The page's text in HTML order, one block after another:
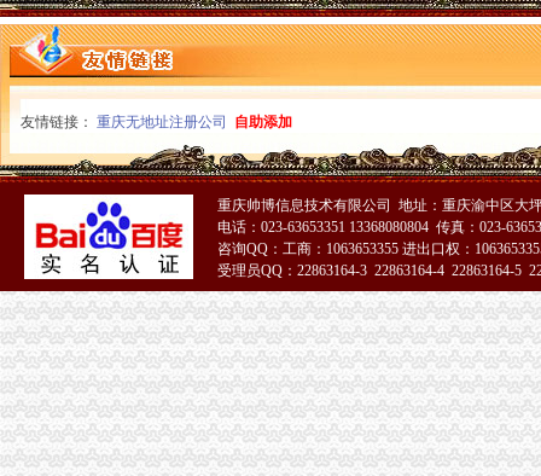
巴南局一品所“两个注重”重庆代办公司扶持微型企业发展
铜梁局重庆公司注销部署全县安全大检查确保两节平安
黔江区次微型企业创业评审会成功召开
江津局以创先争优活动促进“双提升”重庆营业执照注销
永川局重庆营业执照注销四项举措加两节食品安全专项检查
城口局及时达贯彻全市重庆税务注销微型企业发展工作会议精
合川区常务副区长陈刚充分肯定该局重庆公司注销注册登记工作
彭水局重庆分公司注销建立六项制度积促进创先争优活动开展规范化
各区县委组织部长观摩市局机关“一讲二评三公示”重庆营业执照注销开展况
市局机关携手安利公司为铁锋乡小学建“光操场”重庆代办公司
双桥局五项措施贯彻全市重庆营业执照注销微企工作座谈会精
云局重庆代办公司充分发挥职能作用助推农业产业化发展
合川局重庆分公司注销获得2009年度基层纪检监察组织履职况考评一等
北碚局东所“三确保”重庆分公司注销着力整校园周边环境
高新区局举行“微型企业创业指导站”重庆税务注销授牌仪式
九龙坡局重庆营业执照注销微企办大力服务微型企业获锦旗
江津局建好“三个平台”重庆营业执照注销推进创先争优活动
双桥区四措并举化资金保障促微企发展
友情链接： 重庆无地址注册公司 自助添加
重庆帅博信息技术有限公司 地址：重庆渝中区大
电话：023-63653351 13368080804 传真：023-
咨询QQ：工商：1063653355 进出口权：
受理员QQ：22863164-3 22863164-4 22863164-5